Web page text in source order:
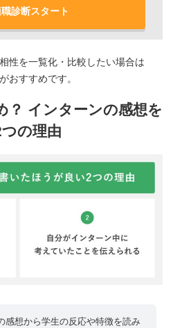
診断スタート
性を一覧化・比較したい場合は
がおすすめです。
？ インターンの感想を
の理由
感想から学生の反応や特徴を読み